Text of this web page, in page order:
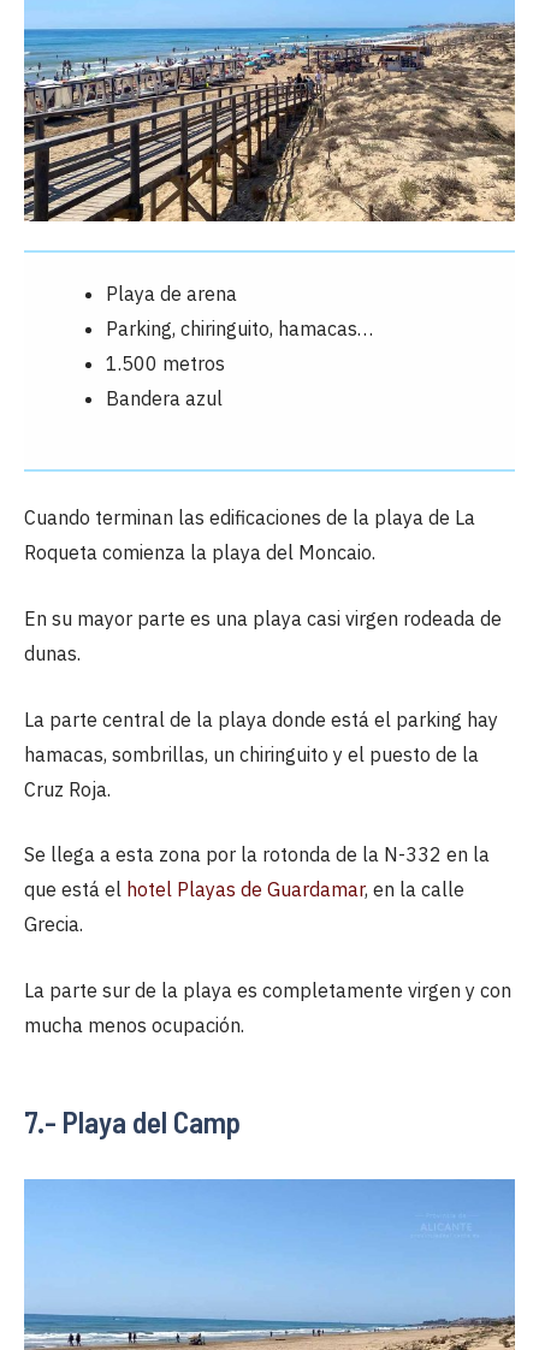
Playa de arena
Parking, chiringuito, hamacas…
1.500 metros
Bandera azul
Cuando terminan las edificaciones de la playa de La
Roqueta comienza la playa del Moncaio.
En su mayor parte es una playa casi virgen rodeada de
dunas.
La parte central de la playa donde está el parking hay
hamacas, sombrillas, un chiringuito y el puesto de la
Cruz Roja.
Se llega a esta zona por la rotonda de la N-332 en la
que está el hotel Playas de Guardamar, en la calle
Grecia.
La parte sur de la playa es completamente virgen y con
mucha menos ocupación.
7.- Playa del Camp